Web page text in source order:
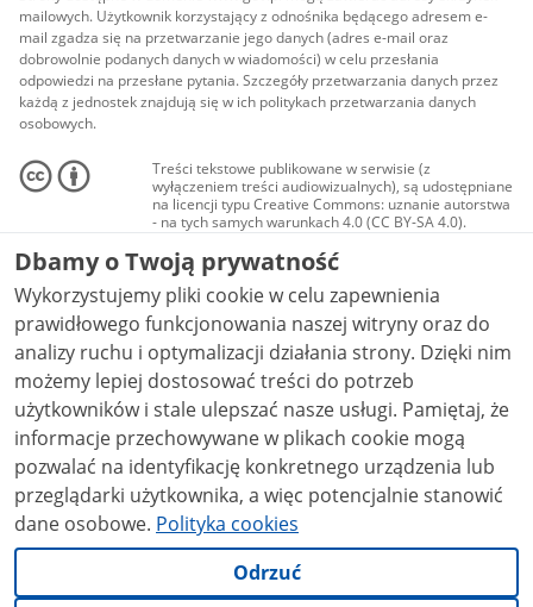
mailowych. Użytkownik korzystający z odnośnika będącego adresem e-
mail zgadza się na przetwarzanie jego danych (adres e-mail oraz
dobrowolnie podanych danych w wiadomości) w celu przesłania
odpowiedzi na przesłane pytania. Szczegóły przetwarzania danych przez
każdą z jednostek znajdują się w ich politykach przetwarzania danych
osobowych.
Treści tekstowe publikowane w serwisie (z
wyłączeniem treści audiowizualnych), są udostępniane
na licencji typu Creative Commons: uznanie autorstwa
- na tych samych warunkach 4.0 (CC BY-SA 4.0).
Materiały audiowizualne, w tym zdjęcia, materiały
audio i wideo, są udostępniane na licencji typu
Creative Commons: uznanie autorstwa użycie
niekomercyjne - bez utworów zależnych 4.0 (CC BY-
NC-ND 4.0), o ile nie jest to stwierdzone inaczej.
Dbamy o Twoją prywatność
Wykorzystujemy pliki cookie w celu zapewnienia
prawidłowego funkcjonowania naszej witryny oraz do
analizy ruchu i optymalizacji działania strony. Dzięki nim
możemy lepiej dostosować treści do potrzeb
użytkowników i stale ulepszać nasze usługi. Pamiętaj, że
informacje przechowywane w plikach cookie mogą
pozwalać na identyfikację konkretnego urządzenia lub
przeglądarki użytkownika, a więc potencjalnie stanowić
dane osobowe. Polityka cookies
Odrzuć